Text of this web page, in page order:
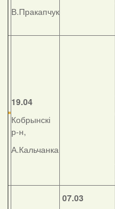
В.Пракапчук
19.04
Кобрынскі
р-н,
А.Кальчанка
07.03